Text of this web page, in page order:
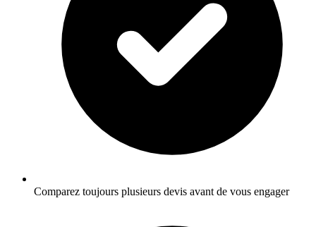
Comparez toujours plusieurs devis avant de vous engager